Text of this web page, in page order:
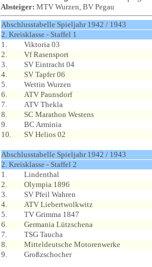
Absteiger: MTV Wurzen, BV Pegau
Abschlusstabelle Spieljahr 1942 / 1943
2. Kreisklasse - Staffel 1
1.
Viktoria 03
2.
Vf Rasensport
3.
SV Eintracht 04
4.
SV Tapfer 06
5.
Wettin Wurzen
6.
ATV Paunsdorf
7.
ATV Thekla
8.
SC Marathon Westens
9.
BC Arminia
10.
SV Helios 02
Abschlusstabelle Spieljahr 1942 / 1943
2. Kreisklasse - Staffel 2
1.
Lindenthal
2.
Olympia 1896
3.
SV Pfeil Wahren
4.
ATV Liebertwolkwitz
5.
TV Grimma 1847
6.
Germania Lützschena
7.
TSG Taucha
8.
Mitteldeutsche Motorenwerke
9.
Großzschocher